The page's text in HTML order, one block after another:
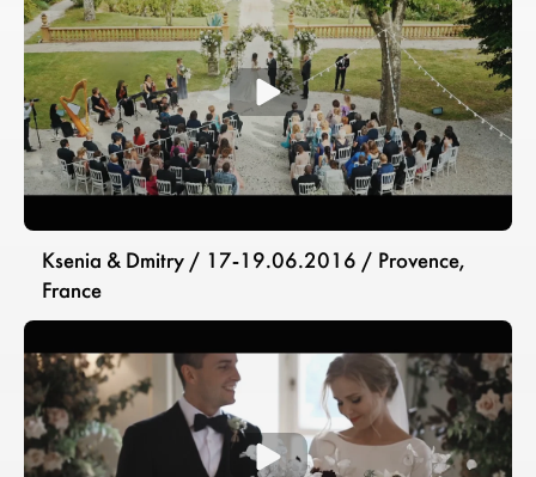
Ksenia & Dmitry / 17-19.06.2016 / Provence,
France